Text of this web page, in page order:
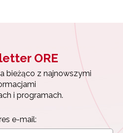
ORE
bieżąco z najnowszymi
i programach.
e-mail: